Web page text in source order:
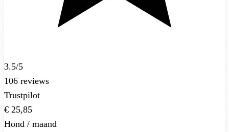
3.5/5
106 reviews
Trustpilot
€ 25,85
Hond / maand